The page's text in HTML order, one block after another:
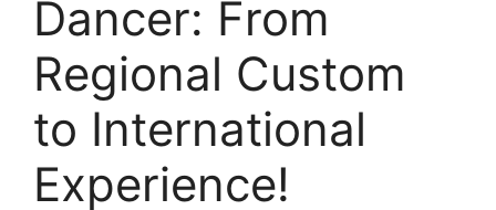
Dancer: From
Regional Custom
to International
Experience!